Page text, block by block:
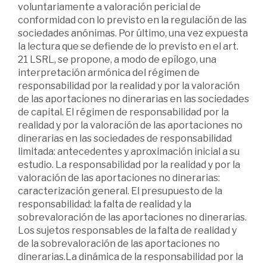
voluntariamente a valoración pericial de
conformidad con lo previsto en la regulación de las
sociedades anónimas. Por último, una vez expuesta
la lectura que se defiende de lo previsto en el art.
21 LSRL, se propone, a modo de epílogo, una
interpretación armónica del régimen de
responsabilidad por la realidad y por la valoración
de las aportaciones no dinerarias en las sociedades
de capital. El régimen de responsabilidad por la
realidad y por la valoración de las aportaciones no
dinerarias en las sociedades de responsabilidad
limitada: antecedentes y aproximación inicial a su
estudio. La responsabilidad por la realidad y por la
valoración de las aportaciones no dinerarias:
caracterización general. El presupuesto de la
responsabilidad: la falta de realidad y la
sobrevaloración de las aportaciones no dinerarias.
Los sujetos responsables de la falta de realidad y
de la sobrevaloración de las aportaciones no
dinerarias.La dinámica de la responsabilidad por la